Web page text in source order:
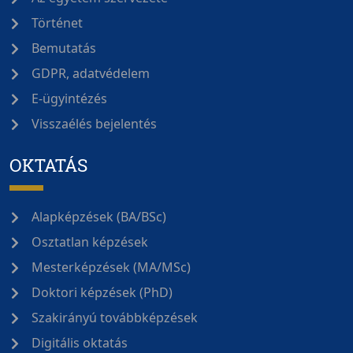
Történet
Bemutatás
GDPR, adatvédelem
E-ügyintézés
Visszaélés bejelentés
OKTATÁS
Alapképzések (BA/BSc)
Osztatlan képzések
Mesterképzések (MA/MSc)
Doktori képzések (PhD)
Szakirányú továbbképzések
Digitális oktatás